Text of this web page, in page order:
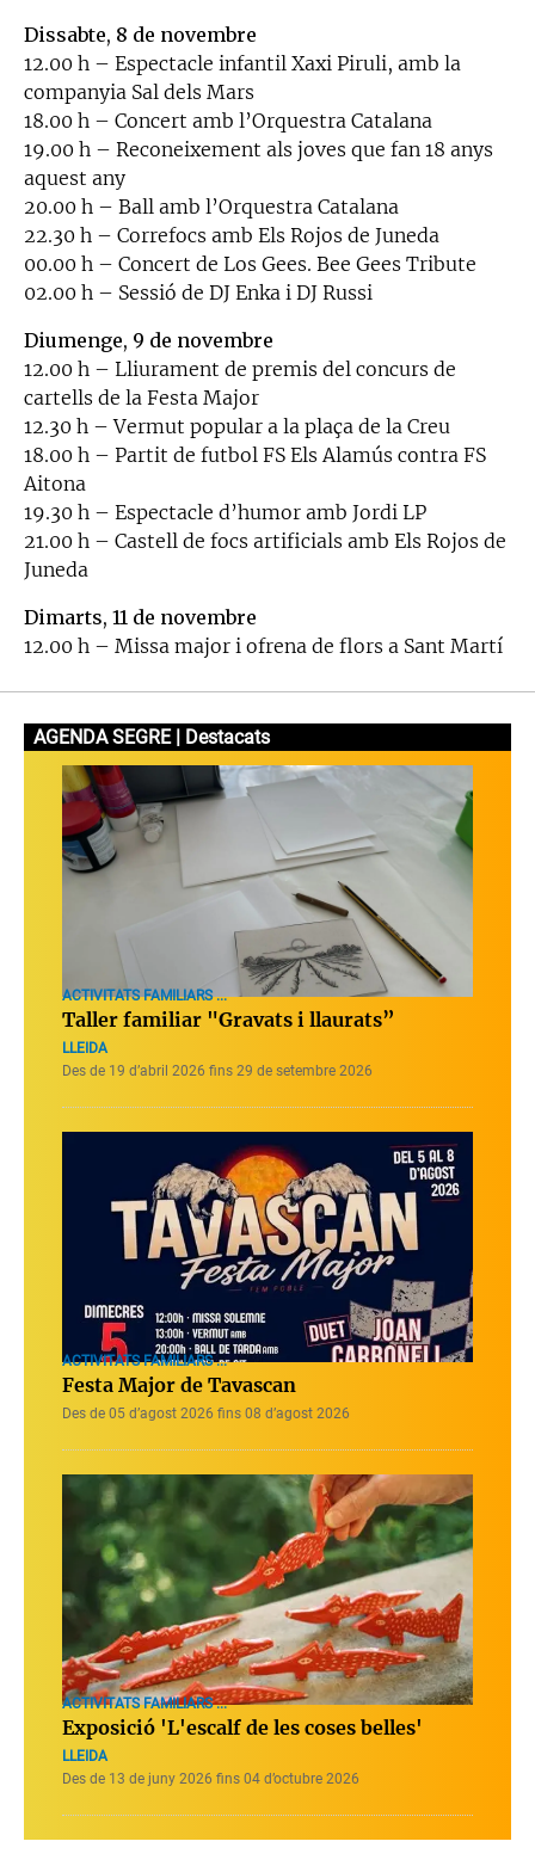
Dissabte, 8 de novembre
12.00 h – Espectacle infantil Xaxi Piruli, amb la
companyia Sal dels Mars
18.00 h – Concert amb l’Orquestra Catalana
19.00 h – Reconeixement als joves que fan 18 anys
aquest any
20.00 h – Ball amb l’Orquestra Catalana
22.30 h – Correfocs amb Els Rojos de Juneda
00.00 h – Concert de Los Gees. Bee Gees Tribute
02.00 h – Sessió de DJ Enka i DJ Russi
Diumenge, 9 de novembre
12.00 h – Lliurament de premis del concurs de
cartells de la Festa Major
12.30 h – Vermut popular a la plaça de la Creu
18.00 h – Partit de futbol FS Els Alamús contra FS
Aitona
19.30 h – Espectacle d’humor amb Jordi LP
21.00 h – Castell de focs artificials amb Els Rojos de
Juneda
Dimarts, 11 de novembre
12.00 h – Missa major i ofrena de flors a Sant Martí
AGENDA SEGRE | Destacats
ACTIVITATS FAMILIARS ...
Taller familiar "Gravats i llaurats”
LLEIDA
Des de 19 d’abril 2026 fins 29 de setembre 2026
ACTIVITATS FAMILIARS ...
Festa Major de Tavascan
Des de 05 d’agost 2026 fins 08 d’agost 2026
ACTIVITATS FAMILIARS ...
Exposició 'L'escalf de les coses belles'
LLEIDA
Des de 13 de juny 2026 fins 04 d’octubre 2026